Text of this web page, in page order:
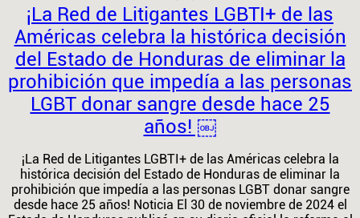
¡La Red de Litigantes LGBTI+ de las
Américas celebra la histórica decisión
del Estado de Honduras de eliminar la
prohibición que impedía a las personas
LGBT donar sangre desde hace 25
años! ￼
¡La Red de Litigantes LGBTI+ de las Américas celebra la
histórica decisión del Estado de Honduras de eliminar la
prohibición que impedía a las personas LGBT donar sangre
desde hace 25 años! Noticia El 30 de noviembre de 2024 el